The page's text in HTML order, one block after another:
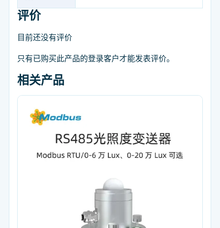
评价
目前还没有评价
只有已购买此产品的登录客户才能发表评价。
相关产品